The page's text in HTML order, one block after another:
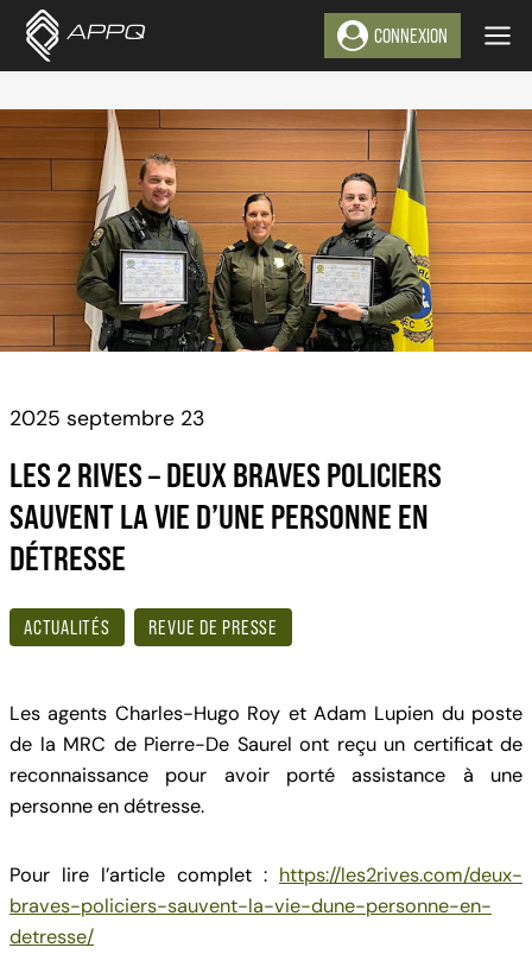
Aller
contenu
CONNEXION
ACTUALITÉS REVUE DE PRESSE
LES 2 RIVES – DEUX BRAVES POLICIERS
SAUVENT LA VIE D’UNE PERSONNE EN
DÉTRESSE
2025 septembre 23
Les agents Charles-Hugo Roy et Adam Lupien du poste
de la MRC de Pierre-De Saurel ont reçu un certificat de
reconnaissance pour avoir porté assistance à une
personne en détresse.
Pour lire l’article complet : https://les2rives.com/deux-
braves-policiers-sauvent-la-vie-dune-personne-en-
detresse/